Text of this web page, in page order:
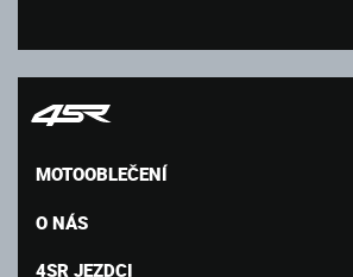
MOTOOBLEČENÍ
O NÁS
4SR JEZDCI